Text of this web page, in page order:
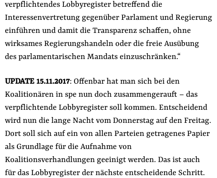
verpflichtendes Lobbyregister betreffend die
Interessenvertretung gegenüber Parlament und Regierung
einführen und damit die Transparenz schaffen, ohne
wirksames Regierungshandeln oder die freie Ausübung
des parlamentarischen Mandats einzuschränken.“
UPDATE 15.11.2017: Offenbar hat man sich bei den
Koalitionären in spe nun doch zusammengerauft – das
verpflichtende Lobbyregister soll kommen. Entscheidend
wird nun die lange Nacht vom Donnerstag auf den Freitag.
Dort soll sich auf ein von allen Parteien getragenes Papier
als Grundlage für die Aufnahme von
Koalitionsverhandlungen geeinigt werden. Das ist auch
für das Lobbyregister der nächste entscheidende Schritt.